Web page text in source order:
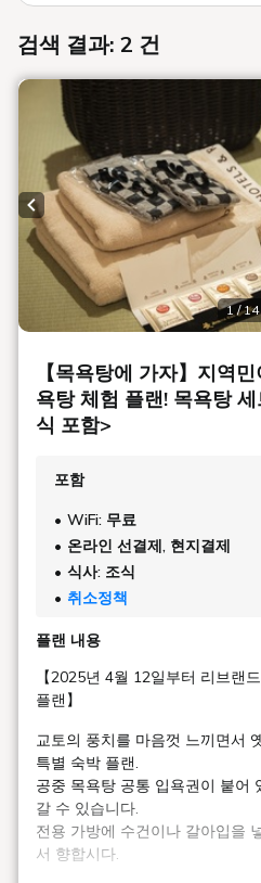
검색 결과: 2 건
1 / 14
Previous slide
【목욕탕에 가자】지역
욕탕 체험 플랜! 목욕탕
식 포함>
포함
WiFi: 무료
온라인 선결제, 현지결제
식사: 조식
취소정책
플랜 내용
【2025년 4월 12일부터 리브랜
플랜】
교토의 풍치를 마음껏 느끼면서
특별 숙박 플랜.
공중 목욕탕 공통 입욕권이 붙어
갈 수 있습니다.
전용 가방에 수건이나 갈아입을
서 향합시다.